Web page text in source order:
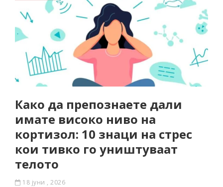
Како да препознаете дали
имате високо ниво на
кортизол: 10 знаци на стрес
кои тивко го уништуваат
телото
18 јуни , 2026